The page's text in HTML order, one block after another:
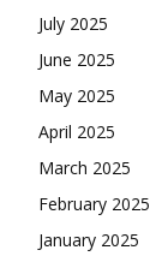
July 2025
June 2025
May 2025
April 2025
March 2025
February 2025
January 2025